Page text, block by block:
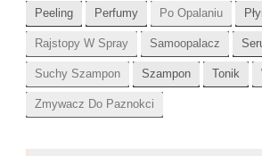
Peeling Perfumy Po Opalaniu
Rajstopy W Spray Samoopalacz
Suchy Szampon Szampon Tonik
Zmywacz Do Paznokci